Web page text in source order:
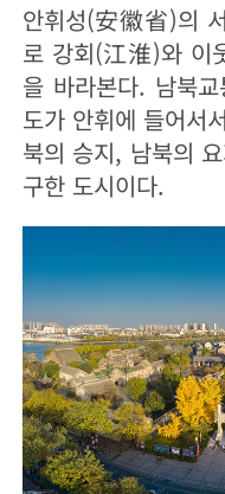
안휘성(安徽省)의
로 강회(江淮)와 이
을 바라본다. 남북
도가 안휘에 들어서
북의 승지, 남북의
구한 도시이다.